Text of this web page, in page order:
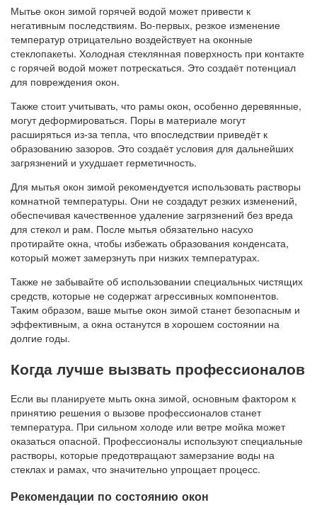
Мытье окон зимой горячей водой может привести к
негативным последствиям. Во-первых, резкое изменение
температур отрицательно воздействует на оконные
стеклопакеты. Холодная стеклянная поверхность при контакте
с горячей водой может потрескаться. Это создаёт потенциал
для повреждения окон.
Также стоит учитывать, что рамы окон, особенно деревянные,
могут деформироваться. Поры в материале могут
расширяться из-за тепла, что впоследствии приведёт к
образованию зазоров. Это создаёт условия для дальнейших
загрязнений и ухудшает герметичность.
Для мытья окон зимой рекомендуется использовать растворы
комнатной температуры. Они не создадут резких изменений,
обеспечивая качественное удаление загрязнений без вреда
для стекол и рам. После мытья обязательно насухо
протирайте окна, чтобы избежать образования конденсата,
который может замерзнуть при низких температурах.
Также не забывайте об использовании специальных чистящих
средств, которые не содержат агрессивных компонентов.
Таким образом, ваше мытье окон зимой станет безопасным и
эффективным, а окна останутся в хорошем состоянии на
долгие годы.
Когда лучше вызвать профессионалов
Если вы планируете мыть окна зимой, основным фактором к
принятию решения о вызове профессионалов станет
температура. При сильном холоде или ветре мойка может
оказаться опасной. Профессионалы используют специальные
растворы, которые предотвращают замерзание воды на
стеклах и рамах, что значительно упрощает процесс.
Рекомендации по состоянию окон